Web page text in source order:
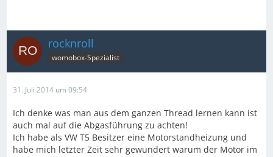
rocknroll
womobox-Spezialist
31. Juli 2014 um 09:54
Ich denke was man aus dem ganzen Thread lernen kann ist
auch mal auf die Abgasführung zu achten!
Ich habe als VW T5 Besitzer eine Motorstandheizung und
habe mich letzter Zeit sehr gewundert warum der Motor im